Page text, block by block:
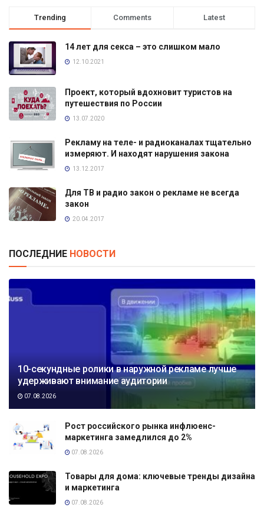
Trending Comments Latest
14 лет для секса – это слишком мало
12.10.2021
Проект, который вдохновит туристов на
путешествия по России
13.07.2020
Рекламу на теле- и радиоканалах тщательно
измеряют. И находят нарушения закона
13.12.2017
Для ТВ и радио закон о рекламе не всегда
закон
20.04.2017
ПОСЛЕДНИЕ НОВОСТИ
10-секундные ролики в наружной рекламе лучше
удерживают внимание аудитории
07.08.2026
Рост российского рынка инфлюенс-
маркетинга замедлился до 2%
07.08.2026
Товары для дома: ключевые тренды дизайна
и маркетинга
07.08.2026